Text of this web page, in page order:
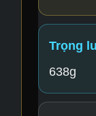
Trọng
638g